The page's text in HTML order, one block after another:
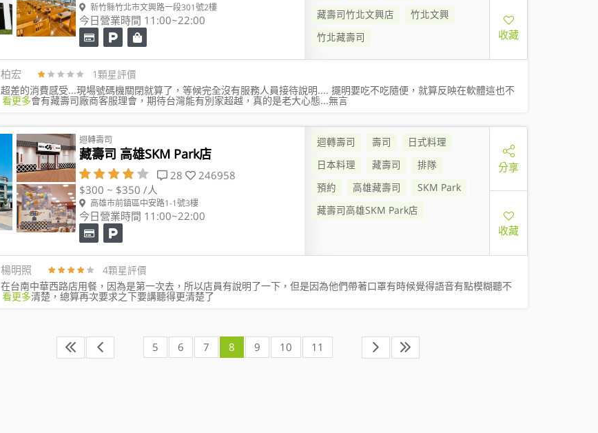
新竹縣竹北市文興路一段301號2樓
今日營業時間 11:00~22:00
藏壽司竹北文興店
竹北文興
竹北藏壽司
收藏
柏宏 1顆星評價
超差的消費感受...現場號碼機關閉就算了，等候完全沒有服務人員接待說明.... 擺明要吃不吃隨便，就算反映在軟體這也不
會有藏壽司廠商客服理會，期待台灣能有別家超越，真的是老大心態...無言
看更多
迴轉壽司
藏壽司 高雄SKM Park店
28
246958
$300 ~ $350 /人
高雄市前鎮區中安路1-1號3樓
今日營業時間 11:00~22:00
迴轉壽司 壽司
日式料理
日本料理
藏壽司
排隊
預約
高雄藏壽司
SKM Park
藏壽司高雄SKM Park店
分享
收藏
楊明照 4顆星評價
在台南中華西路店用餐，因為是第一次去，所以店員有說明了一下，但是因為他們帶著口罩有時候覺得語音有點模糊聽不
清楚，總算再次要求之下要講聽得更清楚了
看更多
5 6 7 8 9 10 11